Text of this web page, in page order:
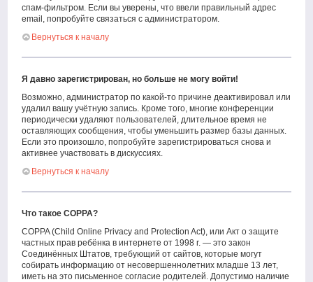
спам-фильтром. Если вы уверены, что ввели правильный адрес
email, попробуйте связаться с администратором.
Вернуться к началу
Я давно зарегистрирован, но больше не могу войти!
Возможно, администратор по какой-то причине деактивировал или
удалил вашу учётную запись. Кроме того, многие конференции
периодически удаляют пользователей, длительное время не
оставляющих сообщения, чтобы уменьшить размер базы данных.
Если это произошло, попробуйте зарегистрироваться снова и
активнее участвовать в дискуссиях.
Вернуться к началу
Что такое COPPA?
COPPA (Child Online Privacy and Protection Act), или Акт о защите
частных прав ребёнка в интернете от 1998 г. — это закон
Соединённых Штатов, требующий от сайтов, которые могут
собирать информацию от несовершеннолетних младше 13 лет,
иметь на это письменное согласие родителей. Допустимо наличие